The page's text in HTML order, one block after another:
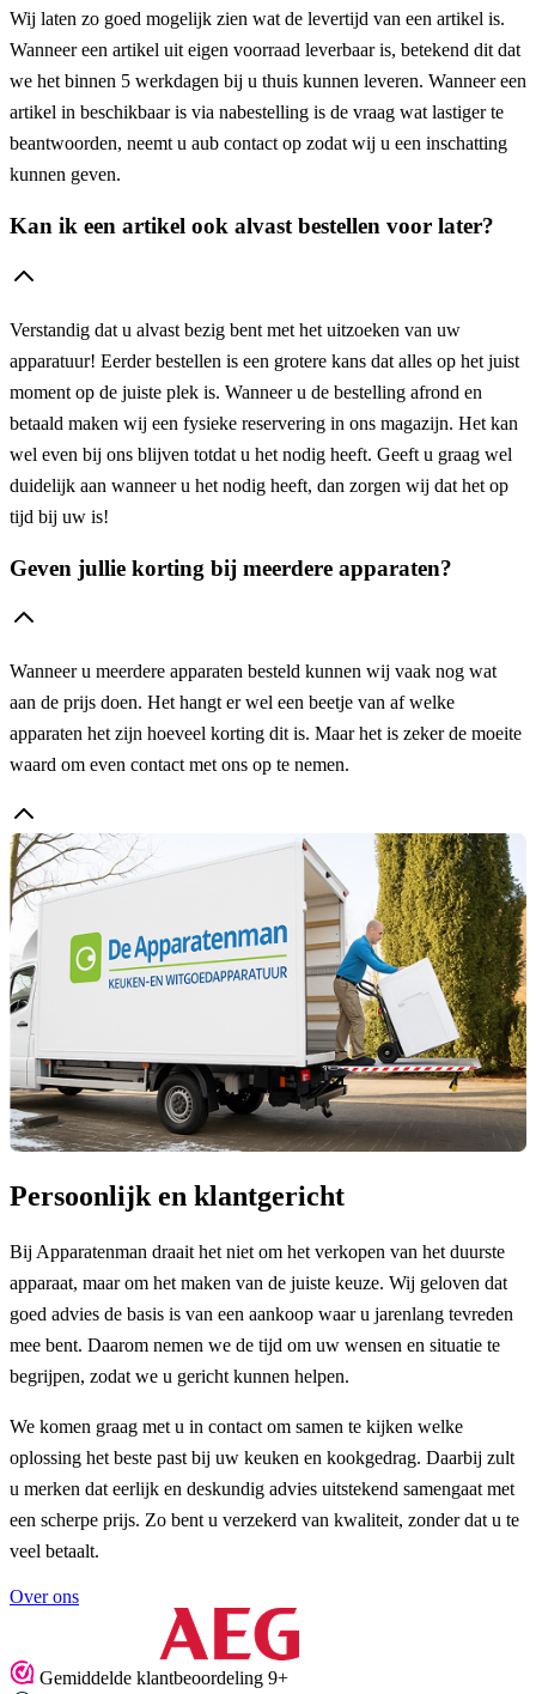
Wij laten zo goed mogelijk zien wat de levertijd van een artikel is.
Wanneer een artikel uit eigen voorraad leverbaar is, betekend dit dat
we het binnen 5 werkdagen bij u thuis kunnen leveren. Wanneer een
artikel in beschikbaar is via nabestelling is de vraag wat lastiger te
beantwoorden, neemt u aub contact op zodat wij u een inschatting
kunnen geven.
Kan ik een artikel ook alvast bestellen voor later?
Verstandig dat u alvast bezig bent met het uitzoeken van uw
apparatuur! Eerder bestellen is een grotere kans dat alles op het juist
moment op de juiste plek is. Wanneer u de bestelling afrond en
betaald maken wij een fysieke reservering in ons magazijn. Het kan
wel even bij ons blijven totdat u het nodig heeft. Geeft u graag wel
duidelijk aan wanneer u het nodig heeft, dan zorgen wij dat het op
tijd bij uw is!
Geven jullie korting bij meerdere apparaten?
Wanneer u meerdere apparaten besteld kunnen wij vaak nog wat
aan de prijs doen. Het hangt er wel een beetje van af welke
apparaten het zijn hoeveel korting dit is. Maar het is zeker de moeite
waard om even contact met ons op te nemen.
Persoonlijk en klantgericht
Bij Apparatenman draait het niet om het verkopen van het duurste
apparaat, maar om het maken van de juiste keuze. Wij geloven dat
goed advies de basis is van een aankoop waar u jarenlang tevreden
mee bent. Daarom nemen we de tijd om uw wensen en situatie te
begrijpen, zodat we u gericht kunnen helpen.
We komen graag met u in contact om samen te kijken welke
oplossing het beste past bij uw keuken en kookgedrag. Daarbij zult
u merken dat eerlijk en deskundig advies uitstekend samengaat met
een scherpe prijs. Zo bent u verzekerd van kwaliteit, zonder dat u te
veel betaalt.
Over ons
Gemiddelde klantbeoordeling 9+